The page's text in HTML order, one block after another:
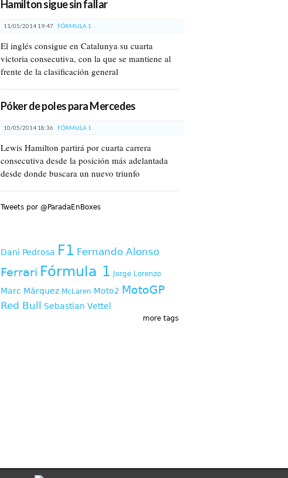
Hamilton sigue sin fallar
11/05/2014 19:47 FÓRMULA 1
El inglés consigue en Catalunya su cuarta
victoria consecutiva, con la que se mantiene al
frente de la clasificación general
Póker de poles para Mercedes
10/05/2014 18:36 FÓRMULA 1
Lewis Hamilton partirá por cuarta carrera
consecutiva desde la posición más adelantada
desde donde buscara un nuevo triunfo
Tweets por @ParadaEnBoxes
Dani Pedrosa F1 Fernando Alonso
Ferrari Fórmula 1 Jorge Lorenzo
Marc Márquez McLaren Moto2 MotoGP
Red Bull Sebastian Vettel
more tags